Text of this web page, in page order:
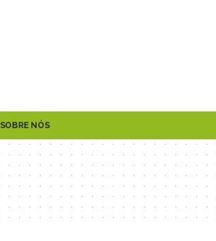
SOBRE NÓS